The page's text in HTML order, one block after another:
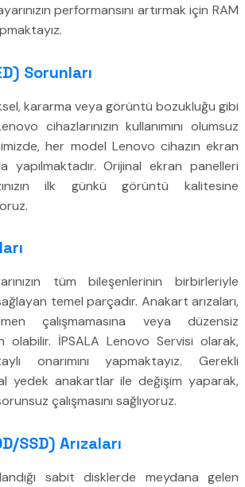
performansını artırmak için RAM
Sorunları
kararma veya görüntü bozukluğu gibi
cihazlarınızın kullanımını olumsuz
her model Lenovo cihazın ekran
yapılmaktadır. Orijinal ekran panelleri
ilk günkü görüntü kalitesine
tüm bileşenlerinin birbirleriyle
temel parçadır. Anakart arızaları,
çalışmamasına veya düzensiz
olabilir. İPSALA Lenovo Servisi olarak,
onarımını yapmaktayız. Gerekli
yedek anakartlar ile değişim yaparak,
çalışmasını sağlıyoruz.
SSD) Arızaları
sabit disklerde meydana gelen